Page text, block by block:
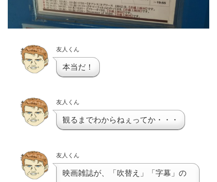
友人くん
本当だ！
友人くん
観るまでわからねぇってか・・・
友人くん
映画雑誌が、「吹替え」「字幕」の